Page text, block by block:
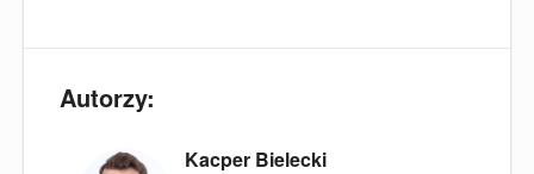
Autorzy:
Kacper Bielecki